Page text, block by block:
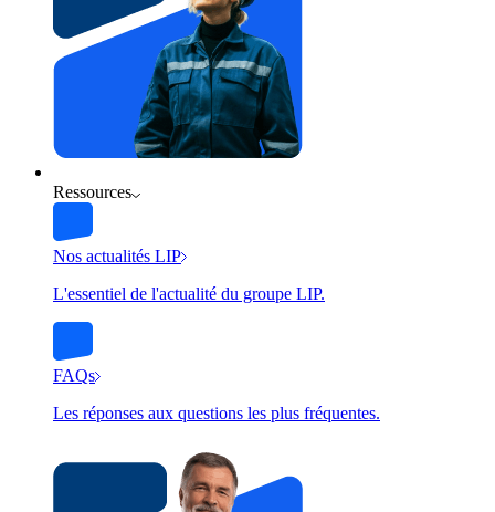
Ressources
Nos actualités LIP
L'essentiel de l'actualité du groupe LIP.
FAQs
Les réponses aux questions les plus fréquentes.